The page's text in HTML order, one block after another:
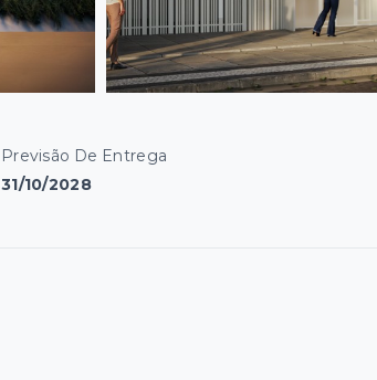
Previsão De Entrega
31/10/2028